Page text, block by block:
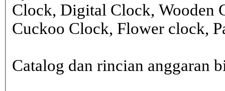
Clock, Digital Clock, Wooden
Cuckoo Clock, Flower clock,
Catalog dan rincian anggaran